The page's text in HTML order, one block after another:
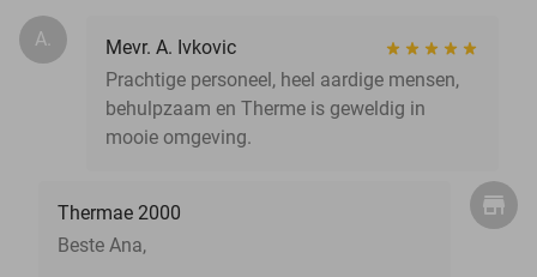
A.
Mevr. A. Ivkovic
Prachtige personeel, heel aardige mensen,
behulpzaam en Therme is geweldig in
mooie omgeving.
Thermae 2000
Beste Ana,